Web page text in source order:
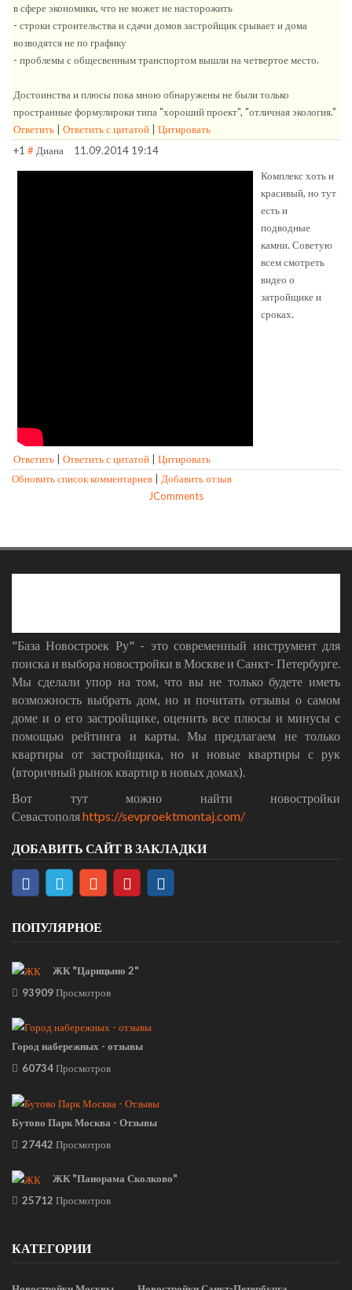
в сфере экономики, что не может не насторожить
- строки строительства и сдачи домов застройщик срывает и дома
возводятся не по графику
- проблемы с общесвенным транспортом вышли на четвертое место.
Достоинства и плюсы пока мною обнаружены не были только
пространные формулироки типа "хороший проект", "отличная экология."
Ответить
Ответить с цитатой
Цитировать
+1 # Диана
11.09.2014 19:14
Комплекс хоть и
красивый, но тут
есть и
подводные
камни. Советую
всем смотреть
видео о
затройщике и
сроках.
Ответить Ответить с цитатой
Цитировать
Обновить список комментариев
Добавить отзыв
JComments
"База Новостроек Ру" - это современный инструмент для
поиска и выбора новостройки в Москве и Санкт- Петербурге.
Мы сделали упор на том, что вы не только будете иметь
возможность выбрать дом, но и почитать отзывы о самом
доме и о его застройщике, оценить все плюсы и минусы с
помощью рейтинга и карты. Мы предлагаем не только
квартиры от застройщика, но и новые квартиры с рук
(вторичный рынок квартир в новых домах).
Вот тут можно найти новостройки
Севастополяhttps://sevproektmontaj.com/
ДОБАВИТЬ САЙТ В ЗАКЛАДКИ
ПОПУЛЯРНОЕ
ЖК "Царицыно 2"
93909Просмотров
Город набережных - отзывы
60734Просмотров
Бутово Парк Москва - Отзывы
27442 Просмотров
ЖК "Панорама Сколково"
25712 Просмотров
КАТЕГОРИИ